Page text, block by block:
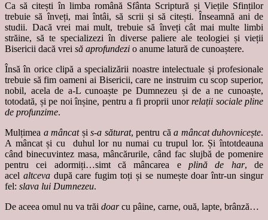
Ca să citești în limba română Sfânta Scriptură și Viețile Sfinților
trebuie să înveți, mai întâi, să scrii și să citești. Înseamnă ani de
studii. Dacă vrei mai mult, trebuie să înveți cât mai multe limbi
străine, să te specializezi în diverse paliere ale teologiei și vieții
Bisericii dacă vrei să aprofundezi o anume latură de cunoaștere.
Însă în orice clipă a specializării noastre intelectuale și profesionale
trebuie să fim oameni ai Bisericii, care ne instruim cu scop superior,
nobil, acela de a-L cunoaște pe Dumnezeu și de a ne cunoaște,
totodată, și pe noi înșine, pentru a fi proprii unorrelații sociale pline
de profunzime.
Mulțimea a mâncatși s-a săturat, pentru că a mâncat duhovnicește.
A mâncat și cu duhul lor nu numai cu trupul lor. Și întotdeauna
când binecuvintez masa, mâncărurile, când fac slujbă de pomenire
pentru cei adormiți…simt că mâncarea e plină de har, de
acel altcevadupă care fugim toți și se numește doar într-un singur
fel: slava lui Dumnezeu.
De aceea omul nu va trăi doarcu pâine, carne, ouă, lapte, brânză…